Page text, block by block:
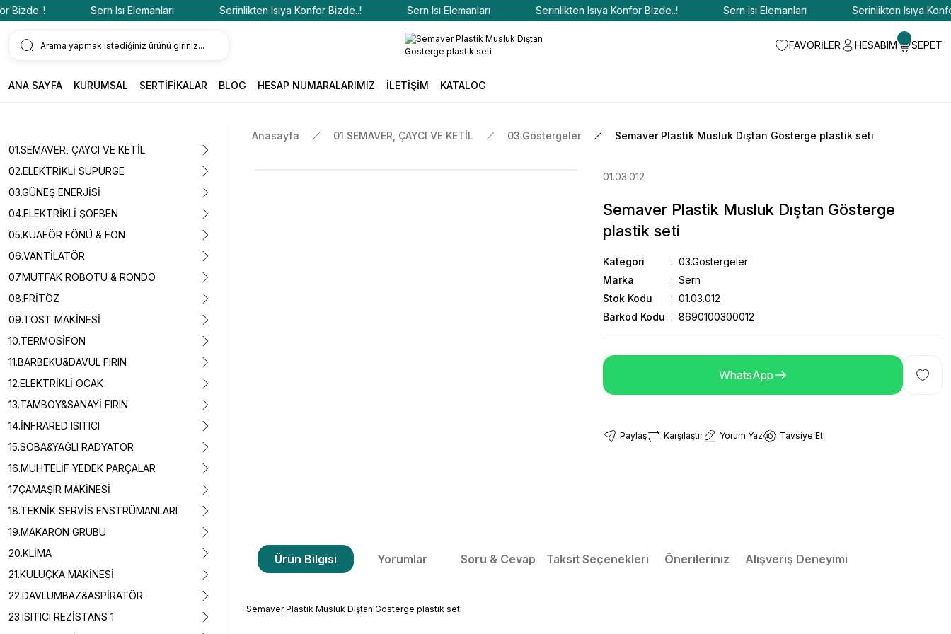
Sern Isı Elemanları Serinlikten Isıya Konfor Bizde..! Sern Isı Elemanları Serinlikten Isıya Konfor Bizde..! Sern Isı Elemanları Serinlikten Isıya Konfor
FAVORİLER HESABIM SEPET
ANA SAYFA KURUMSAL SERTİFİKALAR BLOG HESAP NUMARALARIMIZ İLETİŞİM KATALOG
01.SEMAVER, ÇAYCI VE KETİL
02.ELEKTRİKLİ SÜPÜRGE
03.GÜNEŞ ENERJİSİ
04.ELEKTRİKLİ ŞOFBEN
05.KUAFÖR FÖNÜ & FÖN
06.VANTİLATÖR
07.MUTFAK ROBOTU & RONDO
08.FRİTÖZ
09.TOST MAKİNESİ
10.TERMOSİFON
11.BARBEKÜ&DAVUL FIRIN
12.ELEKTRİKLİ OCAK
13.TAMBOY&SANAYİ FIRIN
14.İNFRARED ISITICI
15.SOBA&YAĞLI RADYATÖR
16.MUHTELİF YEDEK PARÇALAR
17.ÇAMAŞIR MAKİNESİ
18.TEKNİK SERVİS ENSTRÜMANLARI
19.MAKARON GRUBU
20.KLİMA
21.KULUÇKA MAKİNESİ
22.DAVLUMBAZ&ASPİRATÖR
23.ISITICI REZİSTANS 1
Anasayfa 01.SEMAVER, ÇAYCI VE KETİL 03.Göstergeler Semaver Plastik Musluk Dıştan Gösterge plastik seti
01.03.012
Semaver Plastik Musluk Dıştan Gösterge
plastik seti
Kategori
03.Göstergeler
Marka
Sern
Stok Kodu
01.03.012
Barkod Kodu
8690100300012
WhatsApp
Paylaş Karşılaştır Yorum Yaz Tavsiye Et
Ürün Bilgisi Yorumlar Soru & Cevap Taksit Seçenekleri Önerileriniz Alışveriş Deneyimi
Semaver Plastik Musluk Dıştan Gösterge plastik seti